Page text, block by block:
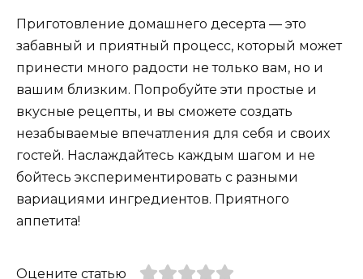
Приготовление домашнего десерта — это
забавный и приятный процесс, который может
принести много радости не только вам, но и
вашим близким. Попробуйте эти простые и
вкусные рецепты, и вы сможете создать
незабываемые впечатления для себя и своих
гостей. Наслаждайтесь каждым шагом и не
бойтесь экспериментировать с разными
вариациями ингредиентов. Приятного
аппетита!
Оцените статью